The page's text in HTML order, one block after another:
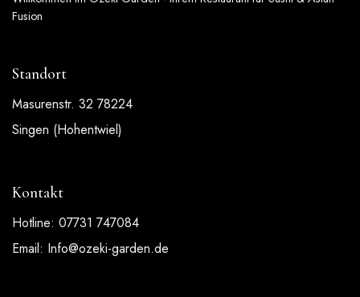
Fusion
Standort
Masurenstr. 32 78224
Singen (Hohentwiel)
Kontakt
Hotline: 07731 747084
Email: Info@ozeki-garden.de